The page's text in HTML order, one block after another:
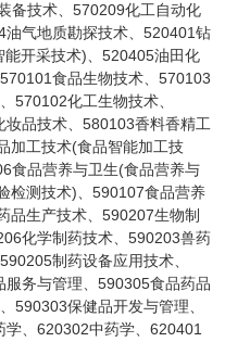
备技术、570209化工自动化
气地质勘探技术、520401钻
开采技术)、520405油田化
食品生物技术、570103
570102化工生物技术、
品技术、580103香料香精工
加工技术(食品智能加工技
食品营养与卫生(食品营养与
检测技术)、590107食品营养
品生产技术、590207生物制
化学制药技术、590203兽药
制药设备应用技术、
务与管理、590305食品药品
590303保健品开发与管理、
、620302中药学、620401